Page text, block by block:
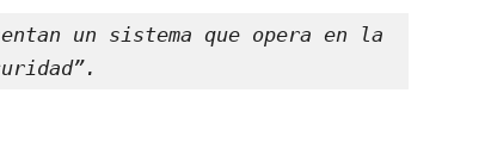
un sistema que opera en la